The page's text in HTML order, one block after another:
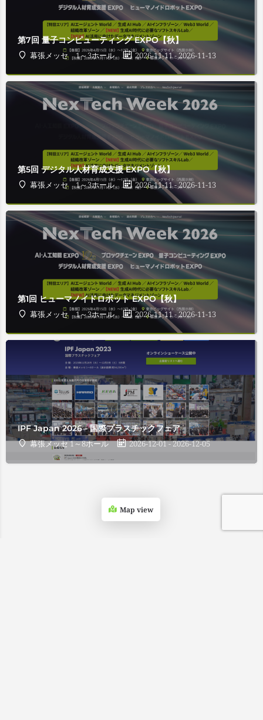
第7回 量子コンピューティング EXPO【秋】
幕張メッセ 1～3ホール
2026-11-11 - 2026-11-13
第5回 デジタル人材育成支援 EXPO【秋】
幕張メッセ 1～3ホール
2026-11-11 - 2026-11-13
第1回 ヒューマノイドロボット EXPO【秋】
幕張メッセ 1～3ホール
2026-11-11 - 2026-11-13
IPF Japan 2026 - 国際プラスチックフェア
幕張メッセ 1～8ホール
2026-12-01 - 2026-12-05
Map view